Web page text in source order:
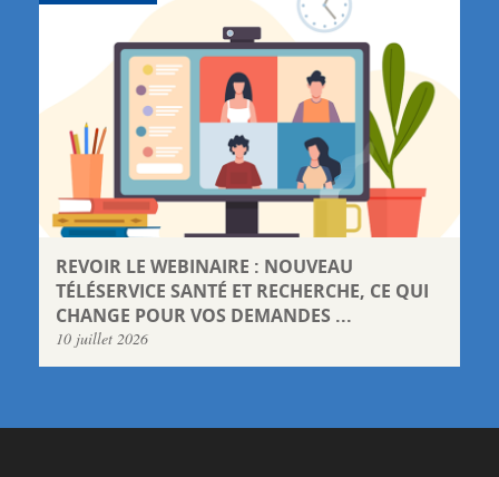
REVOIR LE WEBINAIRE : NOUVEAU
TÉLÉSERVICE SANTÉ ET RECHERCHE, CE QUI
CHANGE POUR VOS DEMANDES ...
10 juillet 2026